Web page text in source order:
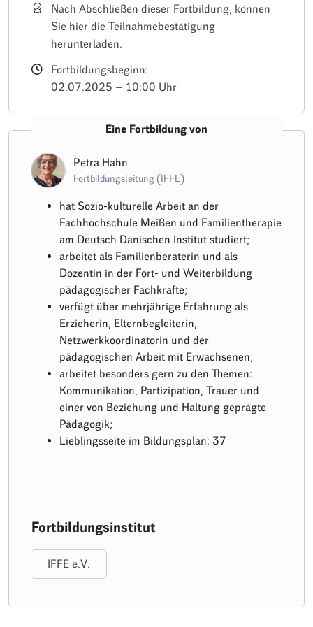
Nach Abschließen dieser Fortbildung, können
Sie hier die Teilnahmebestätigung
herunterladen.
Fortbildungsbeginn:
02.07.2025 – 10:00 Uhr
Eine Fortbildung von
Petra Hahn
Fortbildungsleitung (IFFE)
hat Sozio-kulturelle Arbeit an der
Fachhochschule Meißen und Familientherapie
am Deutsch Dänischen Institut studiert;
arbeitet als Familienberaterin und als
Dozentin in der Fort- und Weiterbildung
pädagogischer Fachkräfte;
verfügt über mehrjährige Erfahrung als
Erzieherin, Elternbegleiterin,
Netzwerkkoordinatorin und der
pädagogischen Arbeit mit Erwachsenen;
arbeitet besonders gern zu den Themen:
Kommunikation, Partizipation, Trauer und
einer von Beziehung und Haltung geprägte
Pädagogik;
Lieblingsseite im Bildungsplan: 37
Fortbildungsinstitut
IFFE e.V.